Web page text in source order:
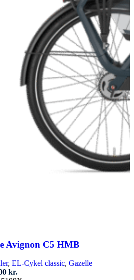
Avignon C5 HMB
, EL-Cykel classic, Gazelle
kr.